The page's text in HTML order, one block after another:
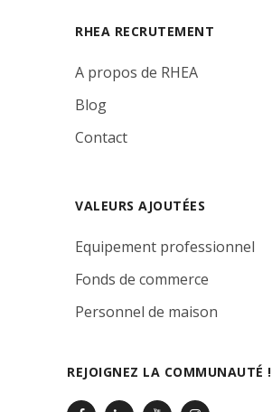
RHEA RECRUTEMENT
A propos de RHEA
Blog
Contact
VALEURS AJOUTÉES
Equipement professionnel
Fonds de commerce
Personnel de maison
REJOIGNEZ LA COMMUNAUTÉ !